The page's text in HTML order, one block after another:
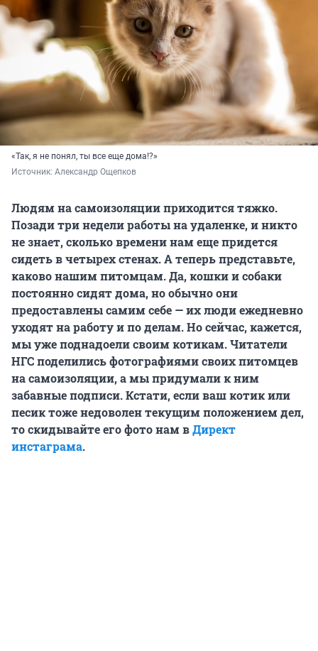
«Так, я не понял, ты все еще дома!?»
Источник: Александр Ощепков
Людям на самоизоляции приходится тяжко.
Позади три недели работы на удаленке, и никто
не знает, сколько времени нам еще придется
сидеть в четырех стенах. А теперь представьте,
каково нашим питомцам. Да, кошки и собаки
постоянно сидят дома, но обычно они
предоставлены самим себе — их люди ежедневно
уходят на работу и по делам. Но сейчас, кажется,
мы уже поднадоели своим котикам. Читатели
НГС поделились фотографиями своих питомцев
на самоизоляции, а мы придумали к ним
забавные подписи. Кстати, если ваш котик или
песик тоже недоволен текущим положением дел,
то скидывайте его фото нам вДирект
инстаграма.